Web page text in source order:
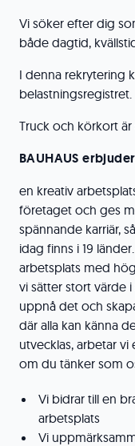
Vi söker efter dig
både dagtid,
I denna rekrytering
belastningsregistret.
Truck och körkort
BAUHAUS
en kreativ
företaget och ges
spännande karriär,
idag finns i 19
arbetsplats med
vi sätter stort värde
uppnå det och
där alla kan känna
utvecklas, arbetar vi
om du tänker som
Vi bidrar till en
arbetsplats
Vi